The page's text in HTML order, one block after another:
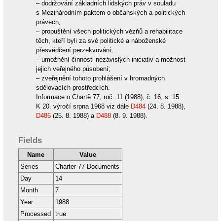
– dodržování základních lidských práv v souladu
s Mezinárodním paktem o občanských a politických
právech;
– propuštění všech politických vězňů a rehabilitace
těch, kteří byli za své politické a náboženské
přesvědčení perzekvováni;
– umožnění činnosti nezávislých iniciativ a možnost
jejich veřejného působení;
– zveřejnění tohoto prohlášení v hromadných
sdělovacích prostředcích.
Informace o Chartě 77, roč. 11 (1988), č. 16, s. 15.
K 20. výročí srpna 1968 viz dále D484(24. 8. 1988),
D486(25. 8. 1988) a D488(8. 9. 1988).
Fields
Name
Value
Series
Charter 77 Documents
Day
14
Month
7
Year
1988
Processed
true